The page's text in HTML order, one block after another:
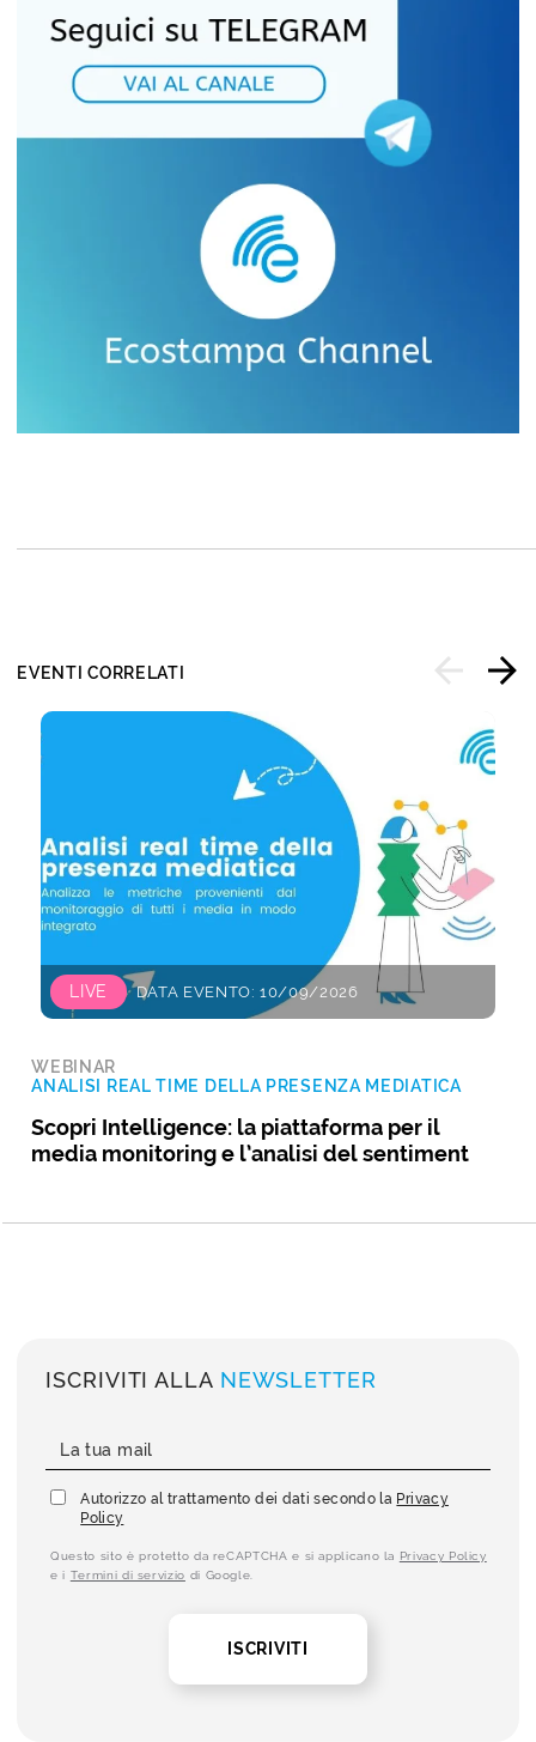
EVENTI CORRELATI
LIVE DATA EVENTO: 10/09/2026
WEBINAR
ANALISI REAL TIME DELLA PRESENZA MEDIATICA
Scopri Intelligence: la piattaforma per il
media monitoring e l’analisi del sentiment
ISCRIVITI ALLA NEWSLETTER
Autorizzo al trattamento dei dati secondo la Privacy
Policy
Questo sito è protetto da reCAPTCHA e si applicano la Privacy Policy
e i Termini di servizio di Google.
ISCRIVITI